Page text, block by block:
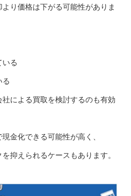
り価格は下がる可能性がありま
いる
る
による買取を検討するのも有効
金化できる可能性が高く、
抑えられるケースもあります。